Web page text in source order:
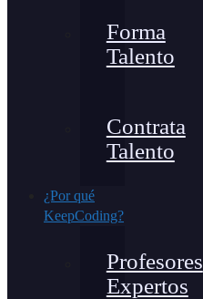
Forma
Talento
Contrata
Talento
¿Por qué
KeepCoding?
Profesores
Expertos